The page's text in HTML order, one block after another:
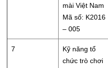
mài Việt Nam
Mã số: K2016
– 005
7
Kỹ năng tổ
chức trò chơi